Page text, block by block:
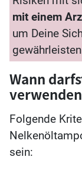
mit einem
um Deine
Wann
Folgende
sein: